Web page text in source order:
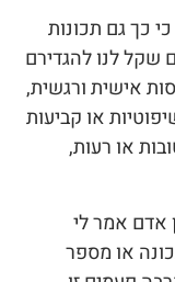
כך גם תכונות
שקל לנו להגדירם
אישית ורגשית,
או קביעות
או רעות,
אדם אמר לי
או מספר